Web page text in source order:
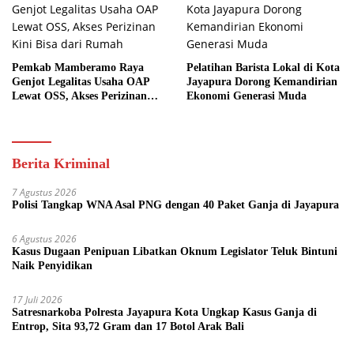
Pemkab Mamberamo Raya
Genjot Legalitas Usaha OAP
Lewat OSS, Akses Perizinan
Pelatihan Barista Lokal di Kota
Jayapura Dorong Kemandirian
Ekonomi Generasi Muda
Berita Kriminal
7 Agustus 2026
Polisi Tangkap WNA Asal PNG dengan 40 Paket Ganja di Jayapura
6 Agustus 2026
Kasus Dugaan Penipuan Libatkan Oknum Legislator Teluk Bintuni
Naik Penyidikan
17 Juli 2026
Satresnarkoba Polresta Jayapura Kota Ungkap Kasus Ganja di
Entrop, Sita 93,72 Gram dan 17 Botol Arak Bali